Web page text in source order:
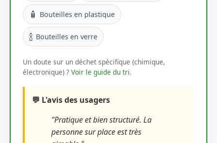
🧴 Bouteilles en plastique
🍾 Bouteilles en verre
Un doute sur un déchet spécifique (chimique,
électronique) ? Voir le guide du tri.
💬 L'avis des usagers
"Pratique et bien structuré. La
personne sur place est très